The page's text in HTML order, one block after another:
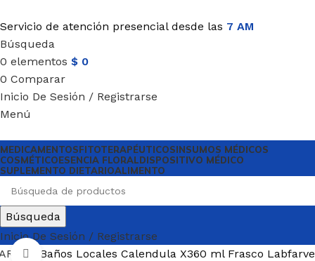
Servicio de atención presencial desde las 7 AM
Búsqueda
0 elementos $ 0
0 Comparar
Inicio De Sesión / Registrarse
Menú
MEDICAMENTOSFITOTERAPÉUTICOSINSUMOS MÉDICOS
COSMÉTICOESENCIA FLORALDISPOSITIVO MÉDICO
SUPLEMENTO DIETARIOALIMENTO
Búsqueda
Inicio De Sesión / Registrarse
Baños Locales Calendula X360 ml Frasco Labfarve
Haga Click para agrandar